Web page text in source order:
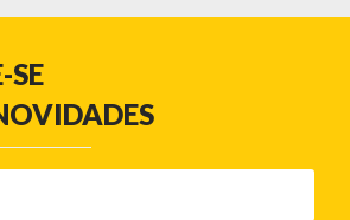
SE